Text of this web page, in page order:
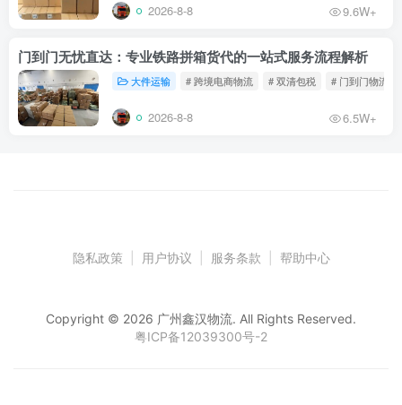
2026-8-8 9.6W+
门到门无忧直达：专业铁路拼箱货代的一站式服务流程解析
大件运输 # 跨境电商物流 # 双清包税 # 门到门物流
2026-8-8 6.5W+
隐私政策 用户协议 服务条款 帮助中心
Copyright © 2026 广州鑫汉物流. All Rights Reserved.
粤ICP备12039300号-2